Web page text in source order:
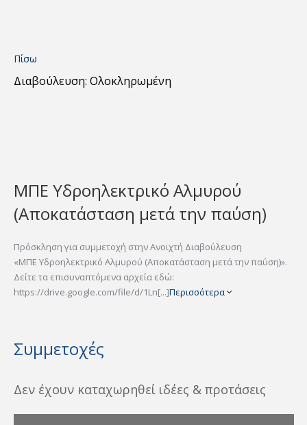
Πίσω
Διαβούλευση: Ολοκληρωμένη
ΜΠΕ Υδροηλεκτρικό Αλμυρού
(Αποκατάσταση μετά την παύση)
Πρόσκληση για συμμετοχή στην Ανοιχτή Διαβούλευση
«ΜΠΕ Υδροηλεκτρικό Αλμυρού (Αποκατάσταση μετά την παύση)».
Δείτε τα επισυναπτόμενα αρχεία εδώ:
https://drive.google.com/file/d/1Ln[...]Περισσότερα
Συμμετοχές
Δεν έχουν καταχωρηθεί ιδέες & προτάσεις